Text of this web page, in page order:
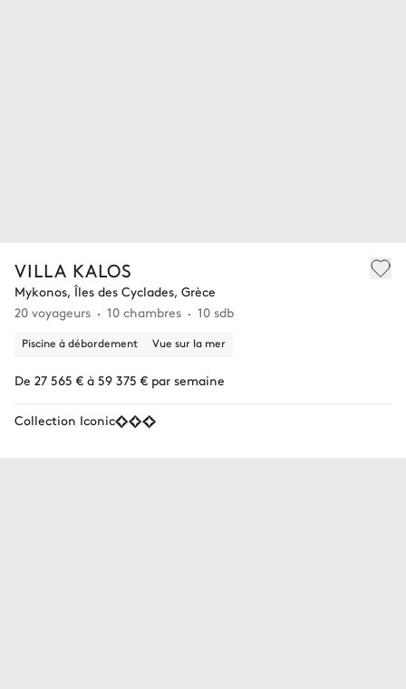
VILLA KALOS
Mykonos, Îles des Cyclades, Grèce
20 voyageurs
10 chambres 10 sdb
Piscine à débordement Vue sur la mer
De 27 565 € à 59 375 € par semaine
Collection Iconic